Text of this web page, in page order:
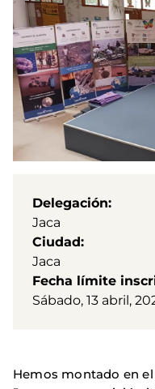
Delegación
Jaca
Ciudad
Jaca
Fecha límite
Sábado, 13 abril,
Hemos montado en